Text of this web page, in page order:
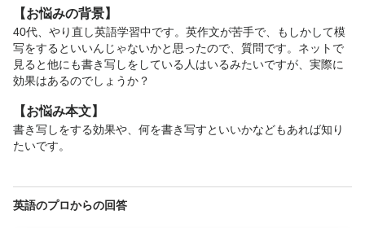
【お悩みの背景】
40代、やり直し英語学習中です。英作文が苦手で、もしかして模
写をするといいんじゃないかと思ったので、質問です。ネットで
見ると他にも書き写しをしている人はいるみたいですが、実際に
効果はあるのでしょうか？
【お悩み本文】
書き写しをする効果や、何を書き写すといいかなどもあれば知り
たいです。
英語のプロからの回答